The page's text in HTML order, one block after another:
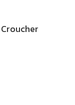
Croucher